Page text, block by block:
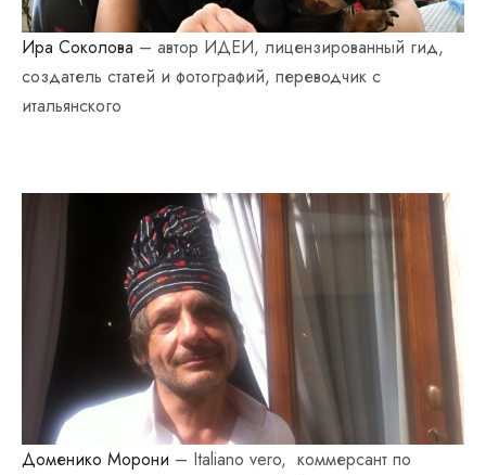
Ира Соколова – автор ИДЕИ, лицензированный гид,
создатель статей и фотографий, переводчик с
итальянского
Доменико Морони – Italiano vero, коммерсант по